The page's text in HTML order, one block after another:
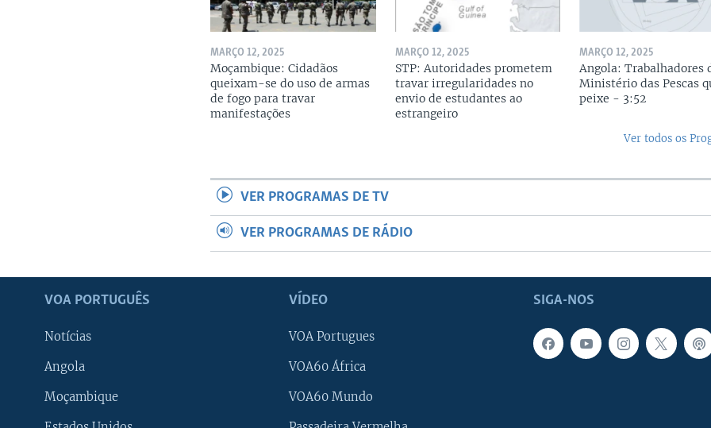
MARÇO 12, 2025
Moçambique: Cidadãos
queixam-se do uso de armas
de fogo para travar
manifestações
MARÇO 12, 2025
STP: Autoridades prometem
travar irregularidades no
envio de estudantes ao
estrangeiro
MARÇO 12, 2025
Angola: Trabalhadores
Ministério das Pescas
peixe - 3:52
Ver todos os
VER PROGRAMAS DE TV
VER PROGRAMAS DE RÁDIO
SIGA-NOS
VOA PORTUGUÊS
Notícias
Angola
Moçambique
VÍDEO
VOA Portugues
VOA60 África
VOA60 Mundo